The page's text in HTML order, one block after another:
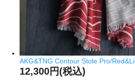
AKG&TNG Contour Stole Pro/
12,300円(税込)